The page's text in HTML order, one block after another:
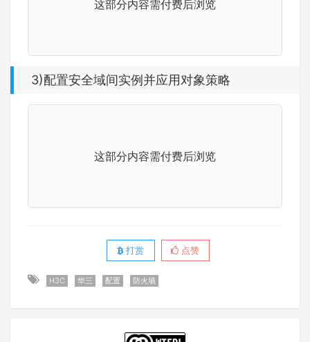
这部分内容需付费后浏览
3)配置安全域间实例并应用对象策略
这部分内容需付费后浏览
打赏 点赞
H3C 华三 配置 防火墙